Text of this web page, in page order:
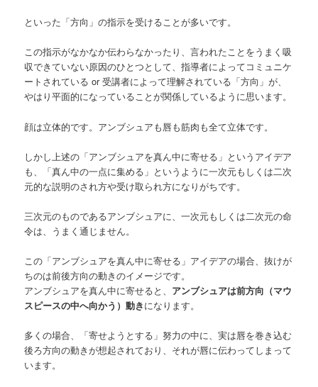
といった「方向」の指示を受けることが多いです。
この指示がなかなか伝わらなかったり、言われたことをうまく吸
収できていない原因のひとつとして、指導者によってコミュニケ
ートされている or 受講者によって理解されている「方向」が、
やはり平面的になっていることが関係しているように思います。
顔は立体的です。アンブシュアも唇も筋肉も全て立体です。
しかし上述の「アンブシュアを真ん中に寄せる」というアイデア
も、「真ん中の一点に集める」というように一次元もしくは二次
元的な説明のされ方や受け取られ方になりがちです。
三次元のものであるアンブシュアに、一次元もしくは二次元の命
令は、うまく通じません。
この「アンブシュアを真ん中に寄せる」アイデアの場合、抜けが
ちのは前後方向の動きのイメージです。
アンブシュアを真ん中に寄せると、 アンブシュアは前方向（マウ
スピースの中へ向かう）動きになります。
多くの場合、「寄せようとする」努力の中に、実は唇を巻き込む
後ろ方向の動きが想起されており、それが唇に伝わってしまって
います。